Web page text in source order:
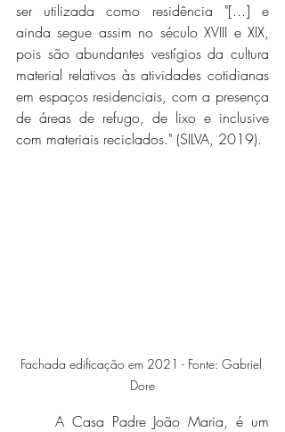
ser utilizada como residência "[...] e
ainda segue assim no século XVIII e XIX,
pois são abundantes vestígios da cultura
material relativos às atividades cotidianas
em espaços residenciais, com a presença
de áreas de refugo, de lixo e inclusive
com materiais reciclados." (SILVA, 2019).
Fachada edificação em 2021 - Fonte: Gabriel
Dore